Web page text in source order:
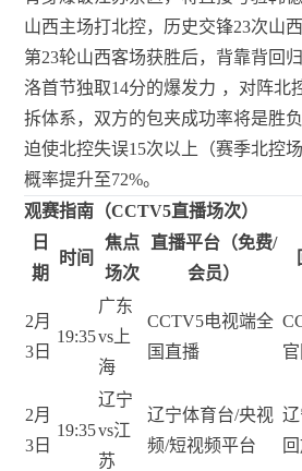
山西主场打北控，历史交锋23次山
第23轮山西客场获胜后，背靠背回
洛首节独取14分的爆发力 ，对阵北
拆体系，双方的包夹成功率将是
迫使北控失误15次以上（赛季北控
概率提升至72%。
观赛指南（CCTV5直播场次）
日
期
时间
焦点
场次
直播平台（免费/
会员）
2月
3日
19:35
广东
vs上
海
CCTV5电视端全
国直播
2月
3日
19:35
辽宁
vs江
苏
辽宁体育台/央视
频/短视频平台